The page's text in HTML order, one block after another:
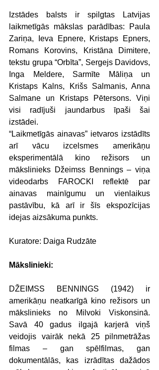
Izstādes balsts ir spilgtas Latvijas
laikmetīgās mākslas parādības: Paula
Zariņa, Ieva Epnere, Kristaps Epners,
Romans Korovins, Kristāna Dimitere,
tekstu grupa “Orbīta”, Sergejs Davidovs,
Inga Meldere, Sarmīte Māliņa un
Kristaps Kalns, Krišs Salmanis, Anna
Salmane un Kristaps Pētersons. Viņi
visi radījuši jaundarbus īpaši šai
izstādei.
“Laikmetīgās ainavas” ietvaros izstādīts
arī vācu izcelsmes amerikāņu
eksperimentālā kino režisors un
mākslinieks Džeimss Bennings – viņa
videodarbs FAROCKI reflektē par
ainavas mainīgumu un vienlaikus
pastāvību, kā arī ir šīs ekspozīcijas
idejas aizsākuma punkts.
Kuratore: Daiga Rudzāte
Mākslinieki:
DŽEIMSS BENNINGS (1942) ir
amerikāņu neatkarīgā kino režisors un
mākslinieks no Milvoki Viskonsinā.
Savā 40 gadus ilgajā karjerā viņš
veidojis vairāk nekā 25 pilnmetrāžas
filmas – gan spēlfilmas, gan
dokumentālās, kas izrādītas dažādos